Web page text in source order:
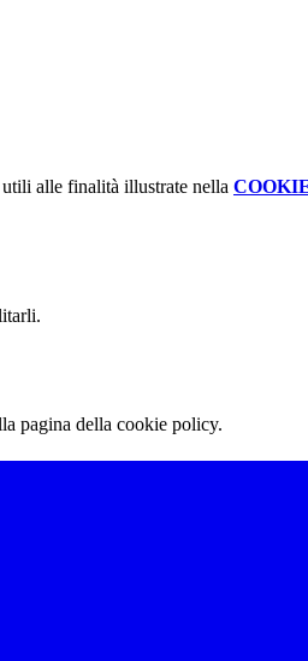
alle finalità illustrate nella
pagina della cookie policy.